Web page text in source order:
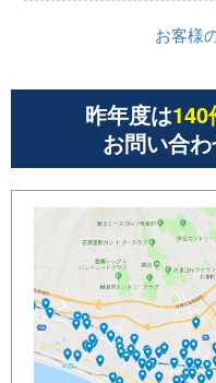
お客様
昨年度は140
お問い合